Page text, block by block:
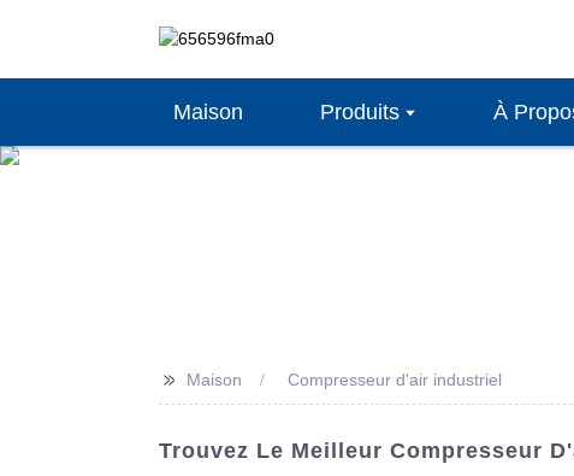
Maison Produits À
>> Maison Compresseur d'air industriel
Trouvez Le Meilleur Compresseur